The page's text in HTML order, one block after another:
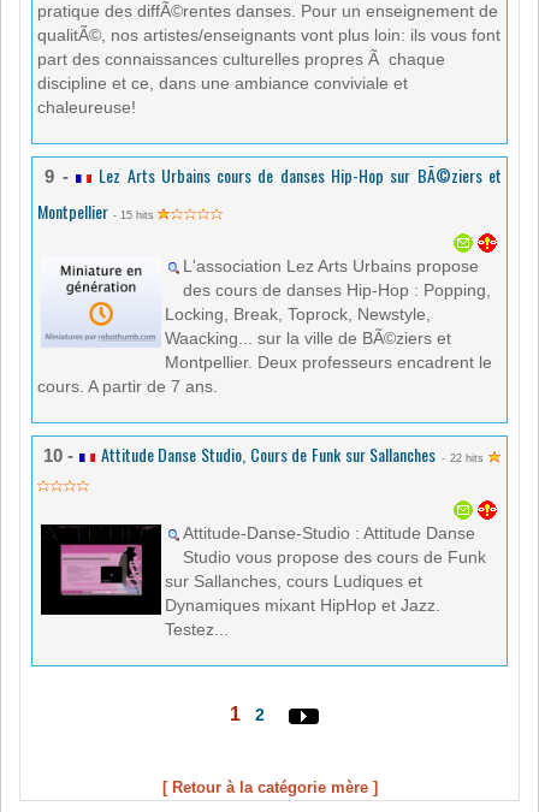
pratique des diffÃ©rentes danses. Pour un enseignement de
qualitÃ©, nos artistes/enseignants vont plus loin: ils vous font
part des connaissances culturelles propres Ã chaque
discipline et ce, dans une ambiance conviviale et
chaleureuse!
9 -
Lez Arts Urbains cours de danses Hip-Hop sur BÃ©ziers et
Montpellier - 15 hits
L'association Lez Arts Urbains propose
des cours de danses Hip-Hop : Popping,
Locking, Break, Toprock, Newstyle,
Waacking... sur la ville de BÃ©ziers et
Montpellier. Deux professeurs encadrent le
cours. A partir de 7 ans.
10 - Attitude Danse Studio, Cours de Funk sur Sallanches - 22 hits
Attitude-Danse-Studio : Attitude Danse
Studio vous propose des cours de Funk
sur Sallanches, cours Ludiques et
Dynamiques mixant HipHop et Jazz.
Testez...
1 2
[ Retour à la catégorie mère ]